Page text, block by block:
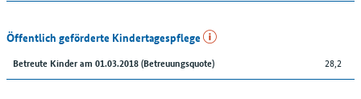
Öffentlich geförderte Kindertagespflege
Betreute Kinder am 01.03.2018 (Betreuungsquote) 28,2